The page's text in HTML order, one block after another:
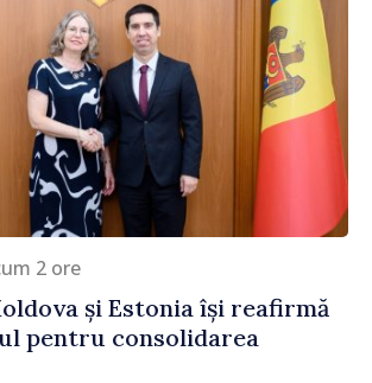
2 ore
și Estonia își reafirmă
pentru consolidarea